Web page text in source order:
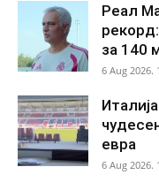
Реал
за 140
6 Aug 2026.
евра
6 Aug 2026.